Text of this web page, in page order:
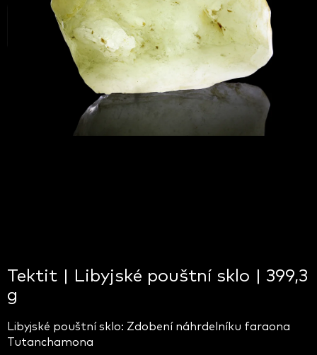
Tektit | Libyjské pouštní sklo | 399,3
g
Libyjské pouštní sklo: Zdobení náhrdelníku faraona
Tutanchamona